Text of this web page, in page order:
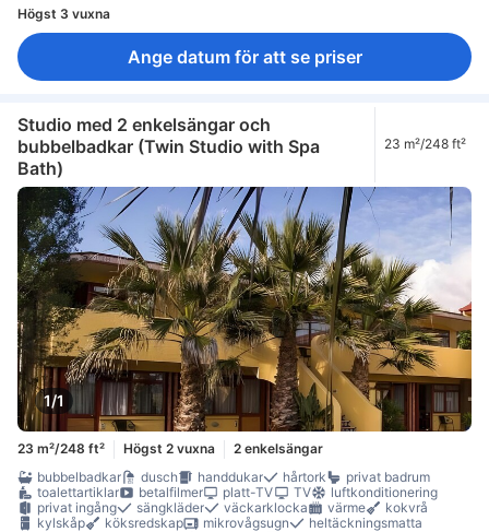
Högst 3 vuxna
Ange datum för att se priser
Studio med 2 enkelsängar och
bubbelbadkar (Twin Studio with Spa
Bath)
23 m²/248 ft²
1/1
23 m²/248 ft² Högst 2 vuxna
2 enkelsängar
bubbelbadkar
dusch handdukar hårtork
privat badrum
toalettartiklar
betalfilmer platt-TV TV
luftkonditionering
privat ingång
sängkläder väckarklocka värme
kokvrå
kylskåp
köksredskap mikrovågsugn
heltäckningsmatta